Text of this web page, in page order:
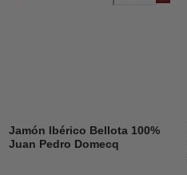
Jamón Ibérico Bellota 100%
Juan Pedro Domecq